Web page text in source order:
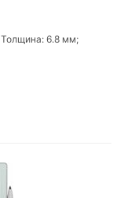
6.8 мм;